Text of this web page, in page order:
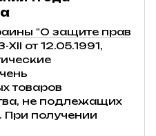
"О защите прав
от 12.05.1991,
товаров
не подлежащих
При получении